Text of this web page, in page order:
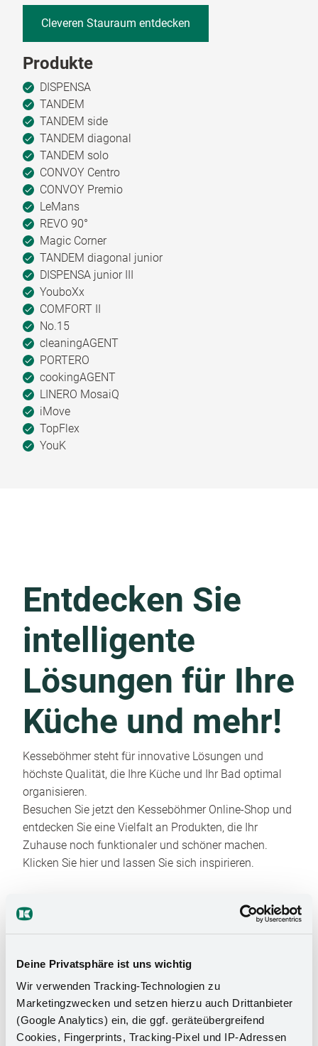
Deine Privatsphäre ist uns wichtig
Wir verwenden Tracking-Technologien zu
Marketingzwecken und setzen hierzu auch Drittanbieter
(Google Analytics) ein, die ggf. geräteübergreifend
Cookies, Fingerprints, Tracking-Pixel und IP-Adressen
Cleveren Stauraum entdecken
Produkte
DISPENSA
TANDEM
TANDEM side
TANDEM diagonal
TANDEM solo
CONVOY Centro
CONVOY Premio
LeMans
REVO 90°
Magic Corner
TANDEM diagonal junior
DISPENSA junior III
YouboXx
COMFORT II
No.15
cleaningAGENT
PORTERO
cookingAGENT
LINERO MosaiQ
iMove
TopFlex
YouK
Entdecken Sie
intelligente
Lösungen für Ihre
Küche und mehr!
Kesseböhmer steht für innovative Lösungen und
höchste Qualität, die Ihre Küche und Ihr Bad optimal
organisieren.
Besuchen Sie jetzt den Kesseböhmer Online-Shop und
entdecken Sie eine Vielfalt an Produkten, die Ihr
Zuhause noch funktionaler und schöner machen.
Klicken Sie hier und lassen Sie sich inspirieren.
Das Stauraumwunder für Ihr
Badezimmer